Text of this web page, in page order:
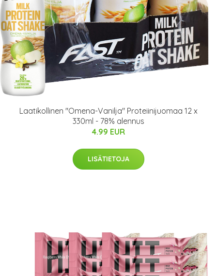
Laatikollinen "Omena-Vanilja" Proteiinijuomaa 12 x
330ml - 78% alennus
4.99 EUR
LISÄTIETOJA